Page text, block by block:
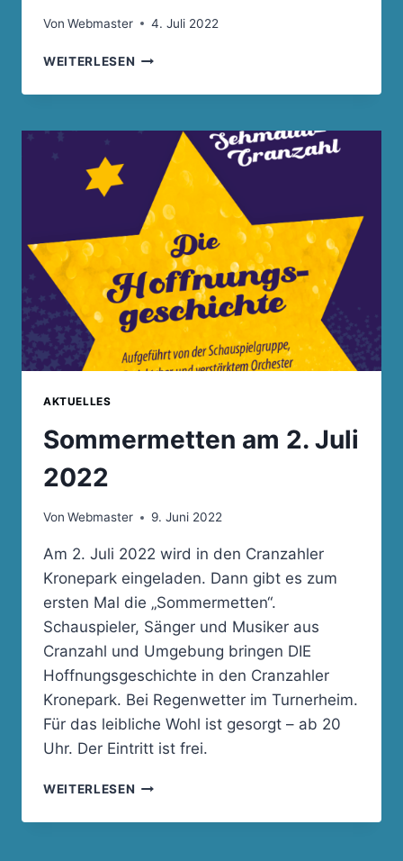
Von Webmaster 4. Juli 2022
WEITERLESEN BILDER
2022
AKTUELLES
Sommermetten am 2. Juli
2022
Von Webmaster 9. Juni 2022
Am 2. Juli 2022 wird in den Cranzahler
Kronepark eingeladen. Dann gibt es zum
ersten Mal die „Sommermetten“.
Schauspieler, Sänger und Musiker aus
Cranzahl und Umgebung bringen DIE
Hoffnungsgeschichte in den Cranzahler
Kronepark. Bei Regenwetter im Turnerheim.
Für das leibliche Wohl ist gesorgt – ab 20
Uhr. Der Eintritt ist frei.
WEITERLESEN SOMMERMETTEN
2.